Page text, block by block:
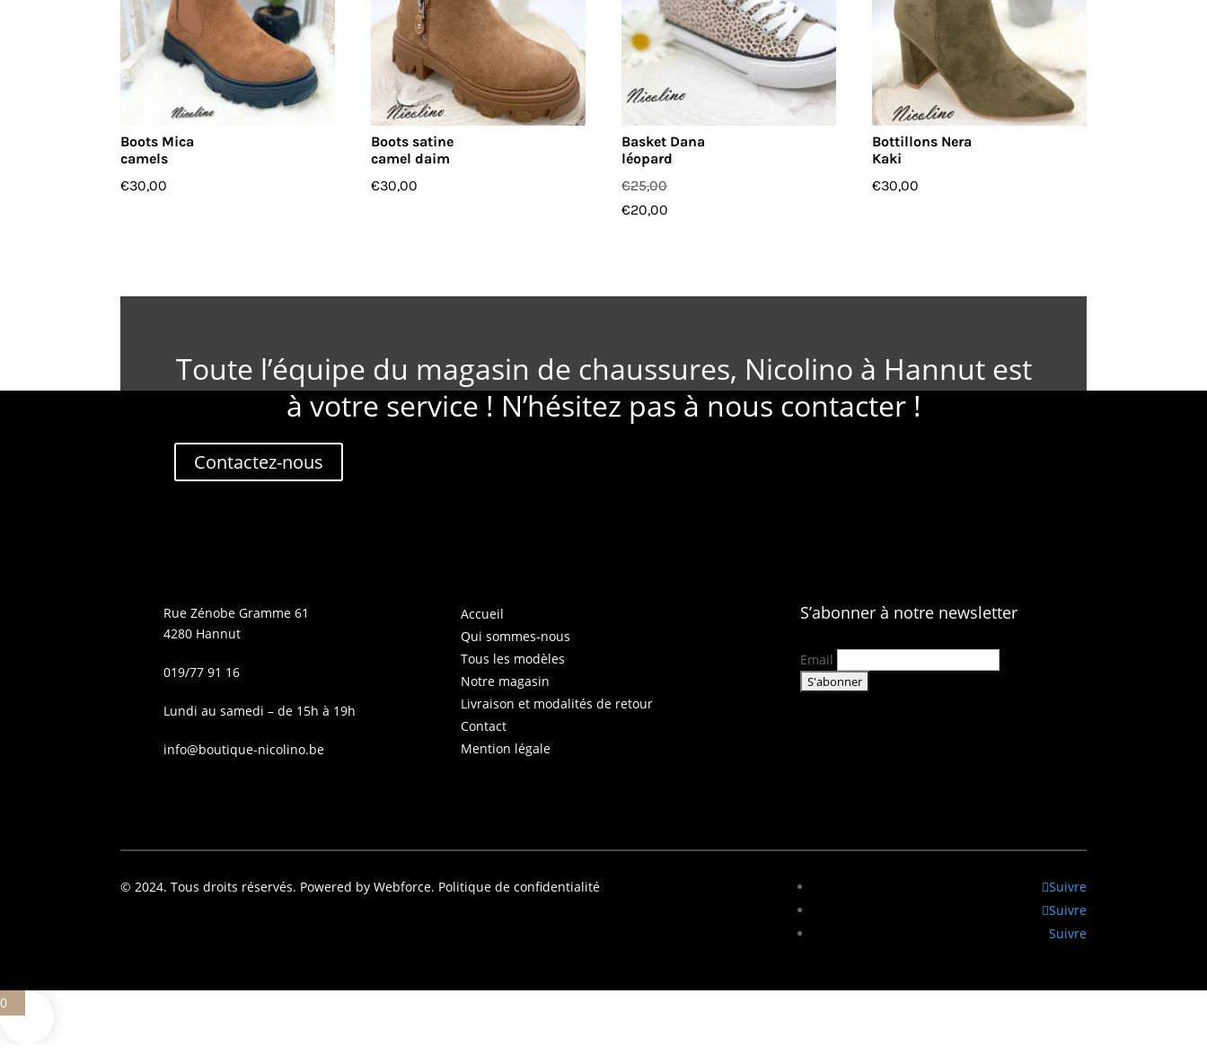
Boots Mica
camels
€30,00
Boots satine
camel daim
€30,00
Basket Dana
léopard
€25,00
€20,00
Bottillons Nera
Kaki
€30,00
Toute l’équipe du magasin de chaussures, Nicolino à Hannut est
à votre service ! N’hésitez pas à nous contacter !
Contactez-nous
Rue Zénobe Gramme 61
4280 Hannut
019/77 91 16
Lundi au samedi – de 15h à 19h
info@boutique-nicolino.be
Accueil
Qui sommes-nous
Tous les modèles
Notre magasin
Livraison et modalités de retour
Contact
Mention légale
S’abonner à notre newsletter
Email
© 2024. Tous droits réservés. Powered by Webforce. Politique de confidentialité
Suivre
Suivre
Suivre
0